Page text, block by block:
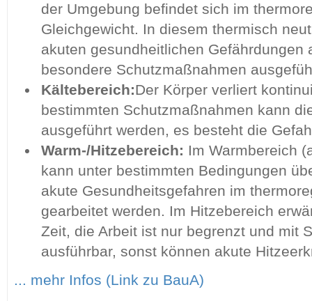
der Umgebung befindet sich im
Gleichgewicht. In diesem thermisch
akuten gesundheitlichen Gefährdungen
besondere Schutzmaßnahmen
Kältebereich:Der Körper verliert
bestimmten Schutzmaßnahmen kann
ausgeführt werden, es besteht die
Warm-/Hitzebereich: Im Warmbereich
kann unter bestimmten Bedingungen
akute Gesundheitsgefahren im
gearbeitet werden. Im Hitzebereich
Zeit, die Arbeit ist nur begrenzt und mit
ausführbar, sonst können akute
... mehr Infos (Link zu BauA)